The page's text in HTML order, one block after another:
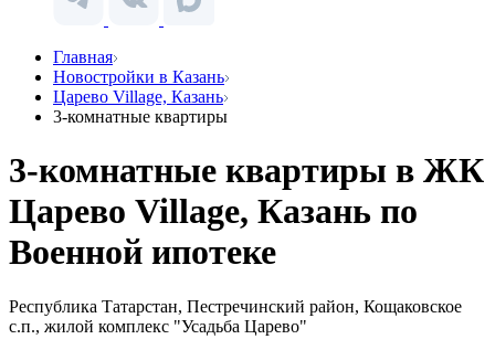
Главная
Новостройки в Казань
Царево Village, Казань
3-комнатные квартиры
3-комнатные квартиры в ЖК
Царево Village, Казань по
Военной ипотеке
Республика Татарстан, Пестречинский район, Кощаковское
с.п., жилой комплекс "Усадьба Царево"